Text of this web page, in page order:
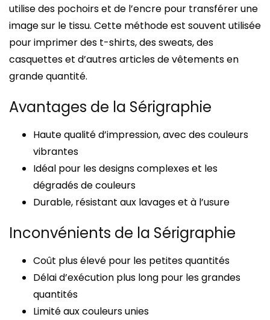
utilise des pochoirs et de l’encre pour transférer une
image sur le tissu. Cette méthode est souvent utilisée
pour imprimer des t-shirts, des sweats, des
casquettes et d’autres articles de vêtements en
grande quantité.
Avantages de la Sérigraphie
Haute qualité d’impression, avec des couleurs
vibrantes
Idéal pour les designs complexes et les
dégradés de couleurs
Durable, résistant aux lavages et à l’usure
Inconvénients de la Sérigraphie
Coût plus élevé pour les petites quantités
Délai d’exécution plus long pour les grandes
quantités
Limité aux couleurs unies